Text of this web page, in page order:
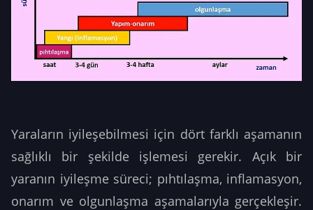
Yaraların iyileşebilmesi için dört farklı aşamanın
sağlıklı bir şekilde işlemesi gerekir. Açık bir
yaranın iyileşme süreci; pıhtılaşma, inflamasyon,
onarım ve olgunlaşma aşamalarıyla gerçekleşir.